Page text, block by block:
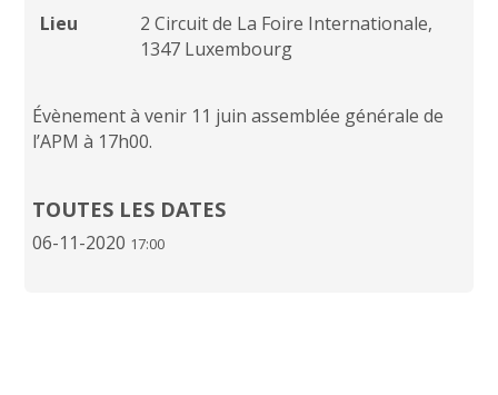
Lieu
2 Circuit de La Foire Internationale,
1347 Luxembourg
Évènement à venir 11 juin assemblée générale de
l’APM à 17h00.
TOUTES LES DATES
06-11-2020 17:00